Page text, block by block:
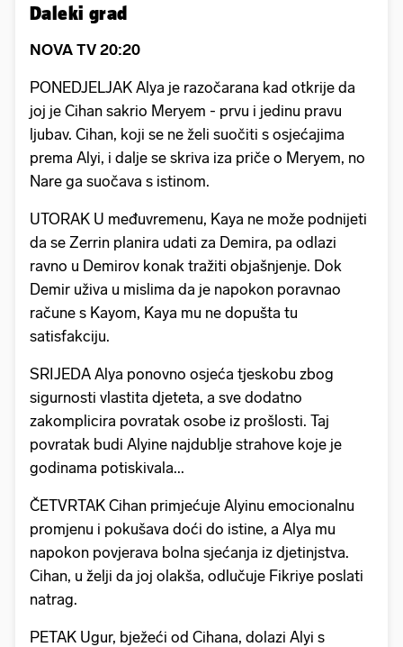
Daleki grad
NOVA TV 20:20
PONEDJELJAK Alya je razočarana kad otkrije da
joj je Cihan sakrio Meryem - prvu i jedinu pravu
ljubav. Cihan, koji se ne želi suočiti s osjećajima
prema Alyi, i dalje se skriva iza priče o Meryem, no
Nare ga suočava s istinom.
UTORAK U međuvremenu, Kaya ne može podnijeti
da se Zerrin planira udati za Demira, pa odlazi
ravno u Demirov konak tražiti objašnjenje. Dok
Demir uživa u mislima da je napokon poravnao
račune s Kayom, Kaya mu ne dopušta tu
satisfakciju.
SRIJEDA Alya ponovno osjeća tjeskobu zbog
sigurnosti vlastita djeteta, a sve dodatno
zakomplicira povratak osobe iz prošlosti. Taj
povratak budi Alyine najdublje strahove koje je
godinama potiskivala...
ČETVRTAK Cihan primjećuje Alyinu emocionalnu
promjenu i pokušava doći do istine, a Alya mu
napokon povjerava bolna sjećanja iz djetinjstva.
Cihan, u želji da joj olakša, odlučuje Fikriye poslati
natrag.
PETAK Ugur, bježeći od Cihana, dolazi Alyi s